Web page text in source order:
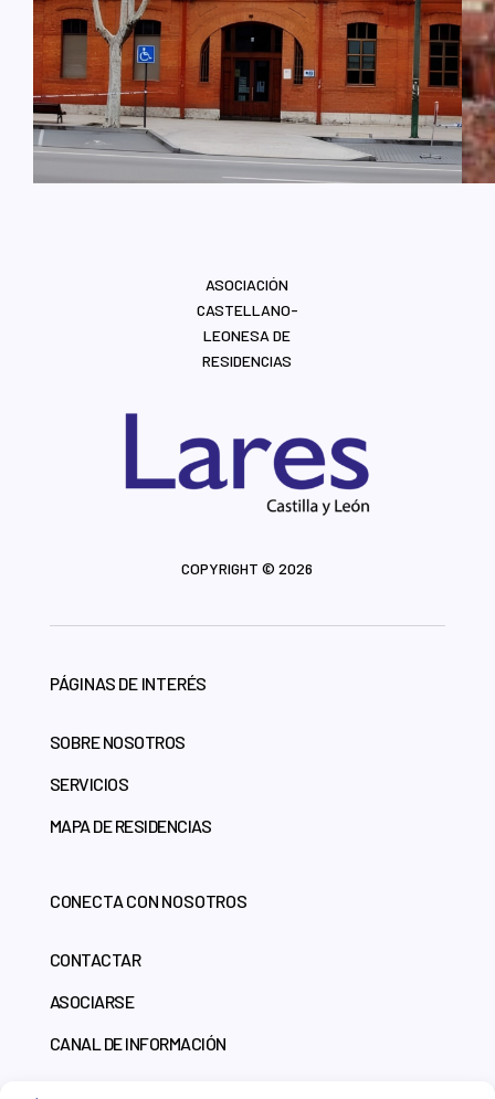
ASOCIACIÓN
CASTELLANO-
LEONESA DE
RESIDENCIAS
COPYRIGHT © 2026
PÁGINAS DE INTERÉS
SOBRE NOSOTROS
SERVICIOS
MAPA DE RESIDENCIAS
CONECTA CON NOSOTROS
CONTACTAR
ASOCIARSE
CANAL DE INFORMACIÓN